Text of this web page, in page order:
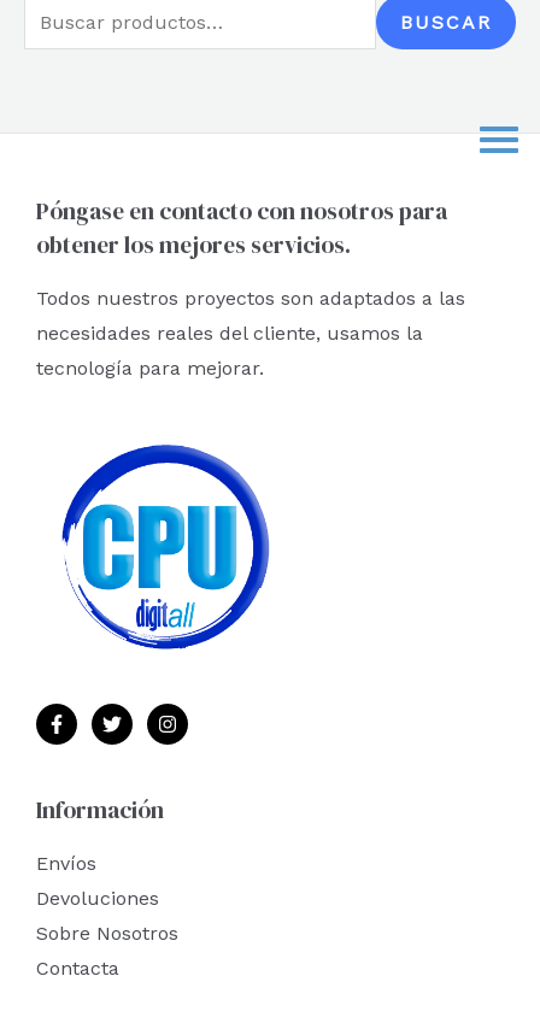
u
c
BUSCAR
Póngase en contacto con nosotros para
obtener los mejores servicios.
Todos nuestros proyectos son adaptados a las
necesidades reales del cliente, usamos la
tecnología para mejorar.
Información
Envíos
Devoluciones
Sobre Nosotros
Contacta